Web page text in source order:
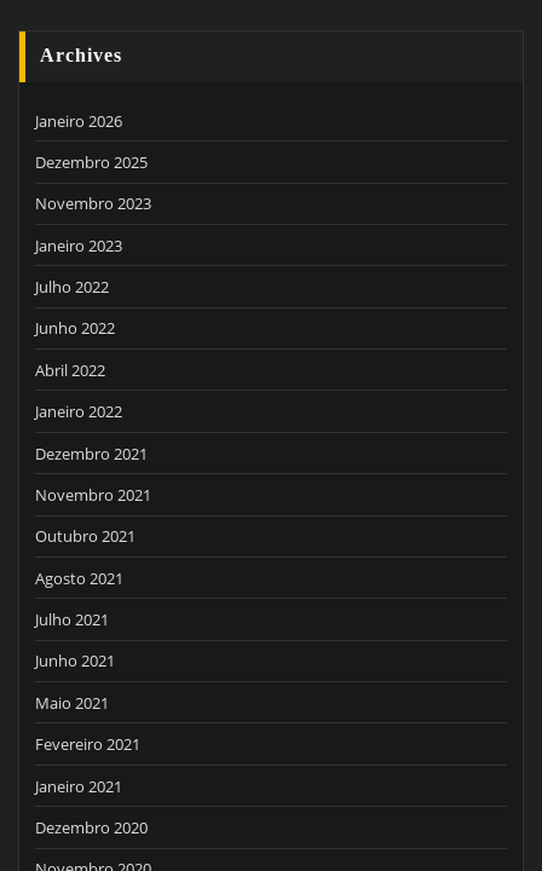
Archives
Janeiro 2026
Dezembro 2025
Novembro 2023
Janeiro 2023
Julho 2022
Junho 2022
Abril 2022
Janeiro 2022
Dezembro 2021
Novembro 2021
Outubro 2021
Agosto 2021
Julho 2021
Junho 2021
Maio 2021
Fevereiro 2021
Janeiro 2021
Dezembro 2020